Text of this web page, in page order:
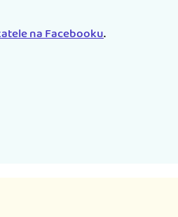
na Facebooku.